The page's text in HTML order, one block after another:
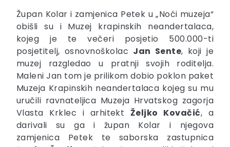
Župan Kolar i zamjenica Petek u „Noći muzeja“
obišli su i Muzej krapinskih neandertalaca,
kojeg je te večeri posjetio 500.000-ti
posjetitelj, osnovnoškolac Jan Sente, koji je
muzej razgledao u pratnji svojih roditelja.
Maleni Jan tom je prilikom dobio poklon paket
Muzeja Krapinskih neandertalaca kojeg su mu
uručili ravnateljica Muzeja Hrvatskog zagorja
Vlasta Krklec i arhitekt Željko Kovačić, a
darivali su ga i župan Kolar i njegova
zamjenica Petek te saborska zastupnica